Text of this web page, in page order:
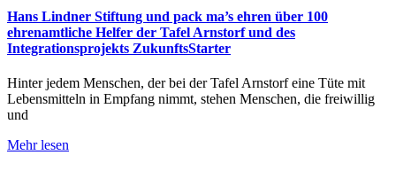
Hans Lindner Stiftung und pack ma’s ehren über 100
ehrenamtliche Helfer der Tafel Arnstorf und des
Integrationsprojekts ZukunftsStarter
Hinter jedem Menschen, der bei der Tafel Arnstorf eine Tüte mit
Lebensmitteln in Empfang nimmt, stehen Menschen, die freiwillig
und
Mehr lesen